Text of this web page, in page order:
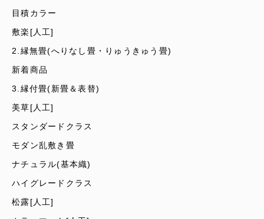
目積カラー
敷楽[人工]
2.縁無畳(へりなし畳・りゅうきゅう畳)
新着商品
3.縁付畳(新畳＆表替)
美草[人工]
スタンダードクラス
モダン乱敷き畳
ナチュラル(基本織)
ハイグレードクラス
松露[人工]